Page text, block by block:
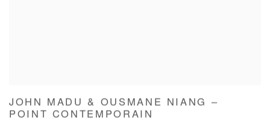
JOHN MADU & OUSMANE NIANG –
POINT CONTEMPORAIN